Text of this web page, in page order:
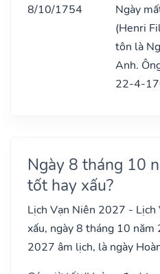
8/10/1754
Ngày
(Henri
tôn là
Anh.
22-4-
Ngày 8 tháng 10
tốt hay xấu?
Lịch Vạn Niên 2027 -
xấu, ngày 8 tháng 10
2027 âm lịch, là ngày